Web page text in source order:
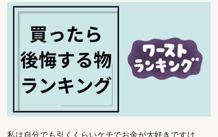
私は自分でも引くくらいケチでお金が大好きですけ